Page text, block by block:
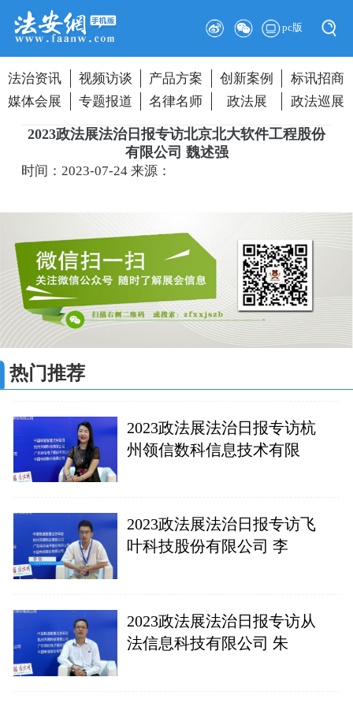
pc版
法治资讯 视频访谈 产品方案 创新案例
标讯招商
媒体会展
专题报道 名律名师 政法展 政法巡展
2023政法展法治日报专访北京北大软件工程股份
有限公司 魏述强
时间：2023-07-24来源：
热门推荐
2023政法展法治日报专访杭
州领信数科信息技术有限
2023政法展法治日报专访飞
叶科技股份有限公司 李
2023政法展法治日报专访从
法信息科技有限公司 朱